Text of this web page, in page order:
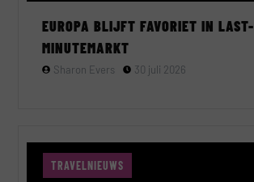
EUROPA BLIJFT FAVORIET IN LAST-
MINUTEMARKT
Sharon Evers 30 juli 2026
TRAVELNIEUWS